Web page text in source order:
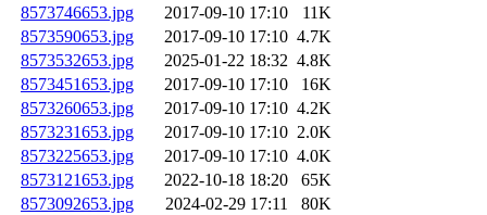
8573746653.jpg
2017-09-10 17:10
11K
8573590653.jpg
2017-09-10 17:10 4.7K
8573532653.jpg
2025-01-22 18:32 4.8K
8573451653.jpg
2017-09-10 17:10
16K
8573260653.jpg
2017-09-10 17:10 4.2K
8573231653.jpg
2017-09-10 17:10 2.0K
8573225653.jpg
2017-09-10 17:10 4.0K
8573121653.jpg
2022-10-18 18:20
65K
8573092653.jpg
2024-02-29 17:11
80K